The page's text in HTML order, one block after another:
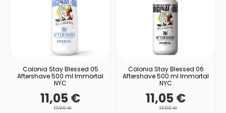
Colonia Stay Blessed 05
Aftershave 500 ml Immortal
NYC
11,05 €
17,00 €
Colonia Stay Blessed 06
Aftershave 500 ml Immortal
NYC
11,05 €
17,00 €